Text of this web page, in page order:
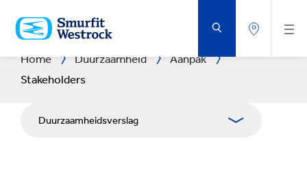
NAAR
DE
BELANGRIJKSTE
Home Duurzaamheid
Aanpak
Stakeholders
Duurzaamheidsverslag